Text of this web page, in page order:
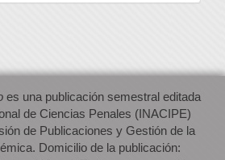
es una publicación semestral editada
de Ciencias Penales (INACIPE)
de Publicaciones y Gestión de la
Domicilio de la publicación: